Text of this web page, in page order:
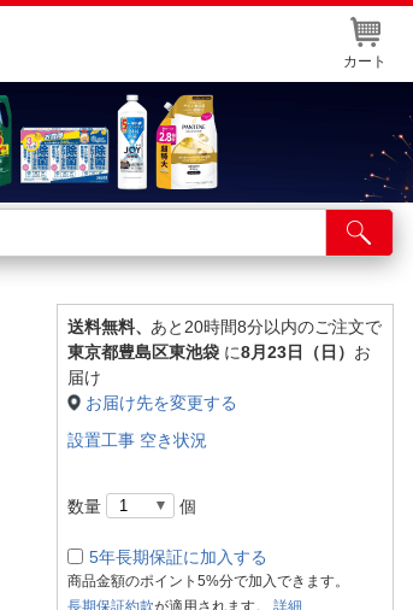
カート
送料無料、 あと20時間8分以内のご注文で
東京都豊島区東池袋 に8月23日（日） お
届け
お届け先を変更する
設置工事 空き状況
数量 個
5年長期保証に加入する
商品金額のポイント5%分で加入できます。
長期保証約款が適用されます。 詳細